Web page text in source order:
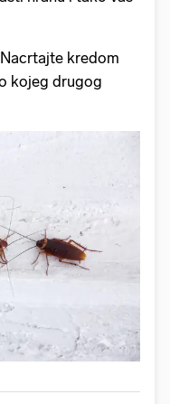
kredom
kojeg drugog